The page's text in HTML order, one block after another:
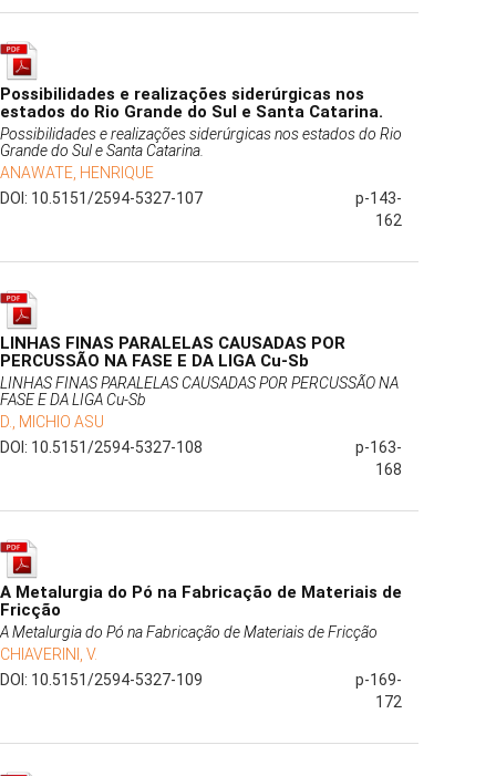
Possibilidades e realizações siderúrgicas nos
estados do Rio Grande do Sul e Santa Catarina.
Possibilidades e realizações siderúrgicas nos estados do Rio
Grande do Sul e Santa Catarina.
ANAWATE, HENRIQUE
DOI: 10.5151/2594-5327-107
p-143-
162
LINHAS FINAS PARALELAS CAUSADAS POR
PERCUSSÃO NA FASE E DA LIGA Cu-Sb
LINHAS FINAS PARALELAS CAUSADAS POR PERCUSSÃO NA
FASE E DA LIGA Cu-Sb
D., MICHIO ASU
DOI: 10.5151/2594-5327-108
p-163-
168
A Metalurgia do Pó na Fabricação de Materiais de
Fricção
A Metalurgia do Pó na Fabricação de Materiais de Fricção
CHIAVERINI, V.
DOI: 10.5151/2594-5327-109
p-169-
172